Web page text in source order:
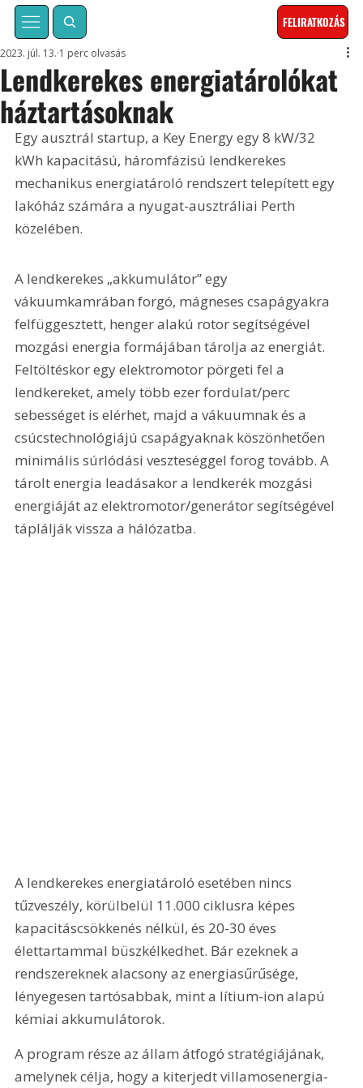
FELIRATKOZÁS
Lendkerekes energiatárolókat
háztartásoknak
2023. júl. 13. 1 perc olvasás
Egy ausztrál startup, a Key Energy egy 8 kW/32
kWh kapacitású, háromfázisú lendkerekes
mechanikus energiatároló rendszert telepített egy
lakóház számára a nyugat-ausztráliai Perth
közelében.
A lendkerekes „akkumulátor” egy
vákuumkamrában forgó, mágneses csapágyakra
felfüggesztett, henger alakú rotor segítségével
mozgási energia formájában tárolja az energiát.
Feltöltéskor egy elektromotor pörgeti fel a
lendkereket, amely több ezer fordulat/perc
sebességet is elérhet, majd a vákuumnak és a
csúcstechnológiájú csapágyaknak köszönhetően
minimális súrlódási veszteséggel forog tovább. A
tárolt energia leadásakor a lendkerék mozgási
energiáját az elektromotor/generátor segítségével
táplálják vissza a hálózatba.
A lendkerekes energiatároló esetében nincs
tűzveszély, körülbelül 11.000 ciklusra képes
kapacitáscsökkenés nélkül, és 20-30 éves
élettartammal büszkélkedhet. Bár ezeknek a
rendszereknek alacsony az energiasűrűsége,
lényegesen tartósabbak, mint a lítium-ion alapú
kémiai akkumulátorok.
A program része az állam átfogó stratégiájának,
amelynek célja, hogy a kiterjedt villamosenergia-